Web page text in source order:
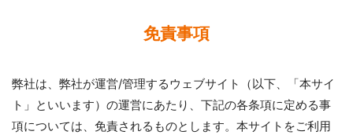
免責事項
弊社は、弊社が運営/管理するウェブサイト（以下、「本サイ
ト」といいます）の運営にあたり、下記の各条項に定める事
項については、免責されるものとします。本サイトをご利用